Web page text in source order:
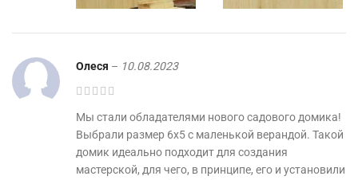
Олеся – 10.08.2023
Мы стали обладателями нового садового домика!
Выбрали размер 6х5 с маленькой верандой. Такой
домик идеально подходит для создания
мастерской, для чего, в принципе, его и установили